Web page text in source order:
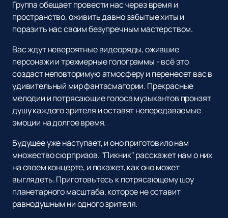
Группа обещает провести нас через время и
пространство, оживить давно забытые хиты и
поразить нас своим безупречным мастерством.
Вас ждут невероятные видеоряды, ожившие
персонажи и трехмерные голограммы - всё это
создаст неповторимую атмосферу и перенесет вас в
удивительный мир фантасмагории. Прекрасные
мелодии и потрясающие голоса музыкантов пронзят
душу каждого зрителя и оставят непередаваемые
эмоции на долгое время.
Будущее уже наступает, и оно приготовило нам
множество сюрпризов. "Пикник" расскажет нам о них
на своем концерте, и покажет, как оно может
выглядеть. Приготовьтесь к потрясающему шоу
планетарного масштаба, которое не оставит
равнодушным ни одного зрителя.